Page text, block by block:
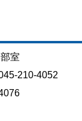
室
210-4052